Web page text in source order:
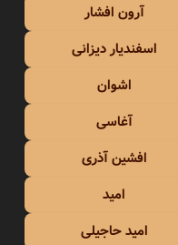
آرون افشار
اسفندیار دیزانی
اشوان
آغاسی
افشین آذری
امید
امید حاجیلی